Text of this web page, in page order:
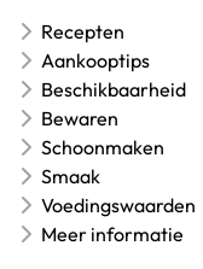
Recepten
Aankooptips
Beschikbaarheid
Bewaren
Schoonmaken
Smaak
Voedingswaarden
Meer informatie